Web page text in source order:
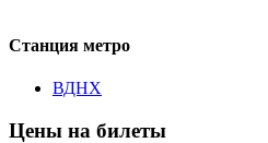
Станция метро
ВДНХ
Цены на билеты